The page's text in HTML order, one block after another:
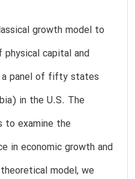
growth model to
physical capital and
a panel of fifty states
in the U.S. The
to examine the
in economic growth and
model, we